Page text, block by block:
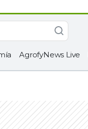
AgrofyNews Live